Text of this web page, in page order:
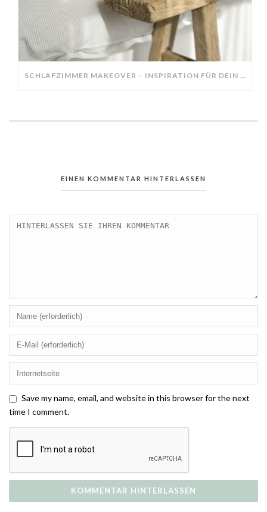
SCHLAFZIMMER MAKEOVER – INSPIRATION FÜR DEIN SCHLAFZIMMER: AUS ALT MACH NEU – HELL, GEMÜTLICH UND EINLADEND
EINEN KOMMENTAR HINTERLASSEN
Save my name, email, and website in this browser for the next
time I comment.